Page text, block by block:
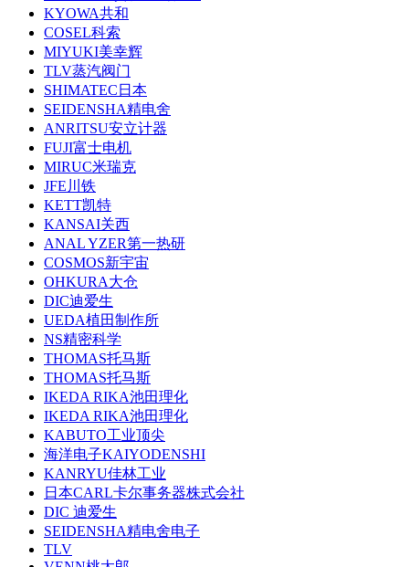
KYOWA共和
COSEL科索
MIYUKI美幸辉
TLV蒸汽阀门
SHIMATEC日本
SEIDENSHA精电舍
ANRITSU安立计器
FUJI富士电机
MIRUC米瑞克
JFE川铁
KETT凯特
KANSAI关西
ANAL YZER第一热研
COSMOS新宇宙
OHKURA大仓
DIC迪爱生
UEDA植田制作所
NS精密科学
THOMAS托马斯
THOMAS托马斯
IKEDA RIKA池田理化
IKEDA RIKA池田理化
KABUTO工业顶尖
海洋电子KAIYODENSHI
KANRYU佳林工业
日本CARL卡尔事务器株式会社
DIC 迪爱生
SEIDENSHA精电舍电子
TLV